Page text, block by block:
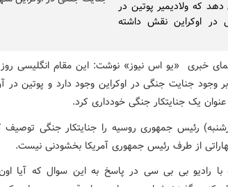
که ولادیمیر پوتین در
در اوکراین نقش داشته
خبری «یو اس نیوز» نوشت: این مقام انگلیسی روز
وجود جنایت جنگی در اوکراین وجود دارد و پوتین در
یک جنایتکار جنگی خودداری کرد.
رئیس جمهوری روسیه را جنایتکار جنگی توصیف
از طرف رئیس جمهوری آمریکا بخشودنی نیست.
رادیو بی بی سی در پاسخ به این سوال که آیا